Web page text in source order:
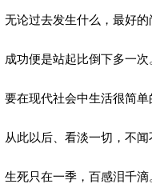
无论过去发生什么，最好的
成功便是站起比倒下多一次。
要在现代社会中生活很简
从此以后、看淡一切，不闻
生死只在一季，百感泪千滴。